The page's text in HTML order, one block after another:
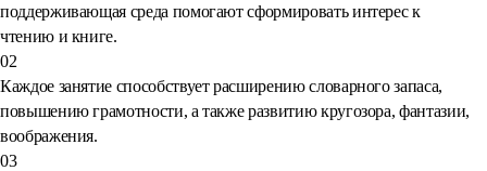
поддерживающая среда помогают сформировать интерес к
чтению и книге.
02
Каждое занятие способствует расширению словарного запаса,
повышению грамотности, а также развитию кругозора, фантазии,
воображения.
03